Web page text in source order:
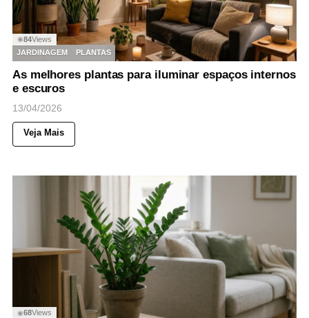
◉84Views
JARDINAGEM
PLANTAS
As melhores plantas para iluminar espaços internos
e escuros
13/04/2026
Veja Mais
◉68Views